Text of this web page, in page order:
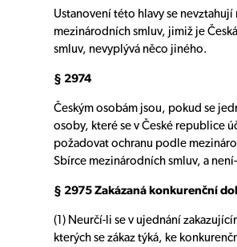
Ustanovení této hlavy se
mezinárodních smluv, jimiž je
smluv, nevyplývá něco jiného.
§ 2974
Českým osobám jsou, pokud se
osoby, které se v České republice
požadovat ochranu podle
Sbírce mezinárodních smluv, a
§ 2975 Zakázaná konkurenční
(1) Neurčí-li se v ujednání
kterých se zákaz týká, ke
KONTAKT